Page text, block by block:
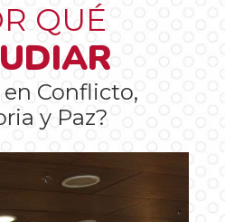
QUÉ
Conflicto,
y Paz?